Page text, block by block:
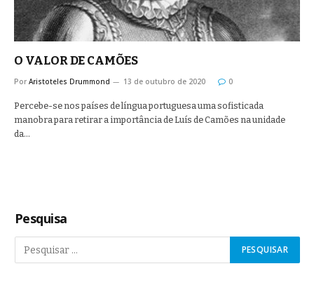
O VALOR DE CAMÕES
Por Aristoteles Drummond 13 de outubro de 2020 0
Percebe-se nos países de língua portuguesa uma sofisticada
manobra para retirar a importância de Luís de Camões na unidade
da…
Pesquisa